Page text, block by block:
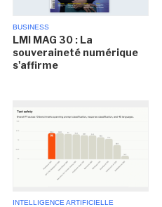
BUSINESS
LMI MAG 30 : La
souveraineté numérique
s'affirme
INTELLIGENCE ARTIFICIELLE